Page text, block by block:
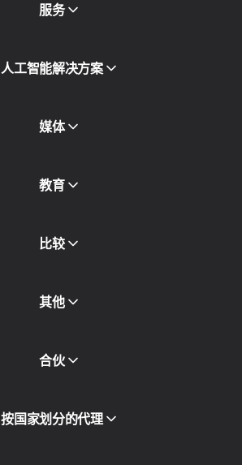
服务
移动代理
住宅代理
代理目录
人工智能解决方案
媒体
博客和文章
合作伙伴
教育
免费书
比较
其他
API访问
集成
合伙
合作伙伴计划
转售
按国家划分的代理